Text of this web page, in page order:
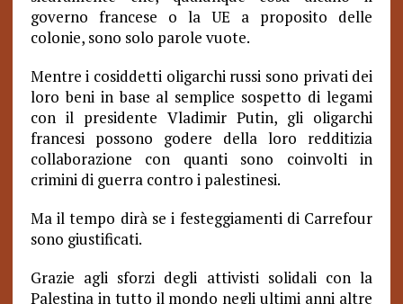
governo francese o la UE a proposito delle
colonie, sono solo parole vuote.
Mentre i cosiddetti oligarchi russi sono privati dei
loro beni in base al semplice sospetto di legami
con il presidente Vladimir Putin, gli oligarchi
francesi possono godere della loro redditizia
collaborazione con quanti sono coinvolti in
crimini di guerra contro i palestinesi.
Ma il tempo dirà se i festeggiamenti di Carrefour
sono giustificati.
Grazie agli sforzi degli attivisti solidali con la
Palestina in tutto il mondo negli ultimi anni altre